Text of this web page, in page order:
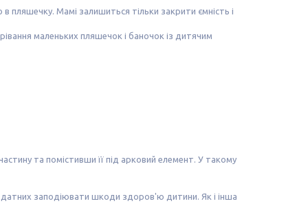
в пляшечку. Мамі залишиться тільки закрити ємність і
маленьких пляшечок і баночок із дитячим
та помістивши її під арковий елемент. У такому
заподіювати шкоди здоров'ю дитини. Як і інша